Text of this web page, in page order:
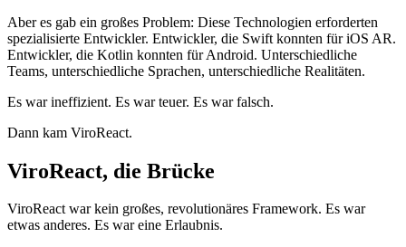
Aber es gab ein großes Problem: Diese Technologien erforderten
spezialisierte Entwickler. Entwickler, die Swift konnten für iOS AR.
Entwickler, die Kotlin konnten für Android. Unterschiedliche
Teams, unterschiedliche Sprachen, unterschiedliche Realitäten.
Es war ineffizient. Es war teuer. Es war falsch.
Dann kam ViroReact.
ViroReact, die Brücke
ViroReact war kein großes, revolutionäres Framework. Es war
etwas anderes. Es war eine Erlaubnis.